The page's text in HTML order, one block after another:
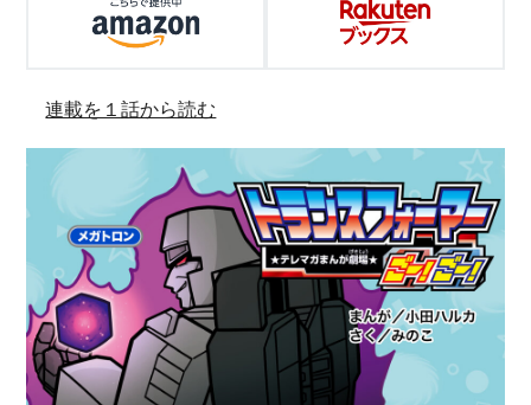
連載を１話から読む